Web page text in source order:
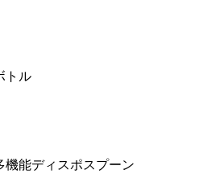
トル
機能ディスポスプーン